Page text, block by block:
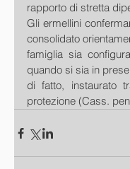
rapporto di stretta
Gli ermellini
consolidato
famiglia sia
quando si sia in
di fatto, instaurato
protezione (Cass.